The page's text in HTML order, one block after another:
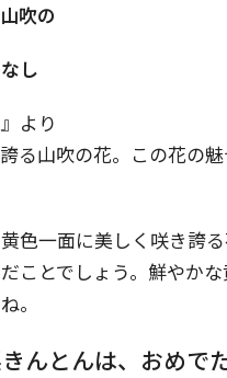
吹の
し
より
る山吹の花。この花の
色一面に美しく咲き誇
ことでしょう。鮮やか
。
んとんは、おめで